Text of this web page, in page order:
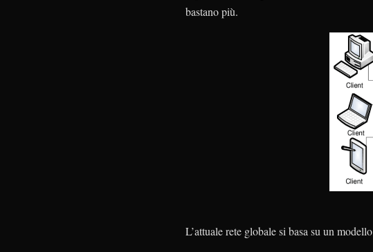
bastano più.
L’attuale rete globale si basa su un modello